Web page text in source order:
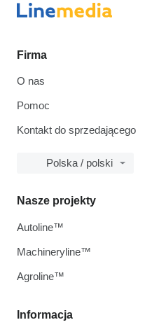
Firma
O nas
Pomoc
Kontakt do sprzedającego
Polska / polski
Informacja
Nasze projekty
Autoline™
Machineryline™
Agroline™